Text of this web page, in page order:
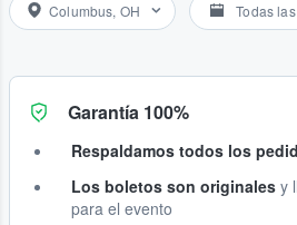
Columbus, OH Todas
Garantía 100%
Respaldamos todos los
Los boletos son originales y
para el evento